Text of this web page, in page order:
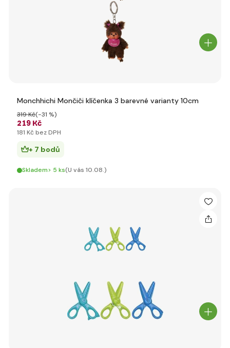
Monchhichi Mončiči klíčenka 3 barevné varianty 10cm
219 Kč
319 Kč(-31 %)
181 Kč bez DPH
+ 7 bodů
Skladem> 5 ks(U vás 10.08.)